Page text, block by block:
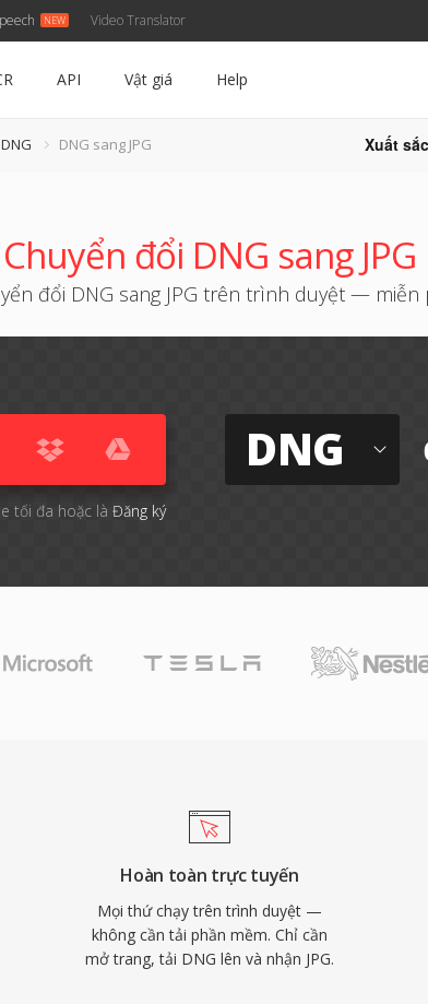
Video Translator
API Vật giá Help
DNG sang JPG Xuất sắc
Chuyển đổi DNG sang JPG
đổi DNG sang JPG trên trình duyệt — miễn
tối đa hoặc là Đăng ký
DNG
Hoàn toàn trực tuyến
Mọi thứ chạy trên trình duyệt —
không cần tải phần mềm. Chỉ cần
mở trang, tải DNG lên và nhận JPG.